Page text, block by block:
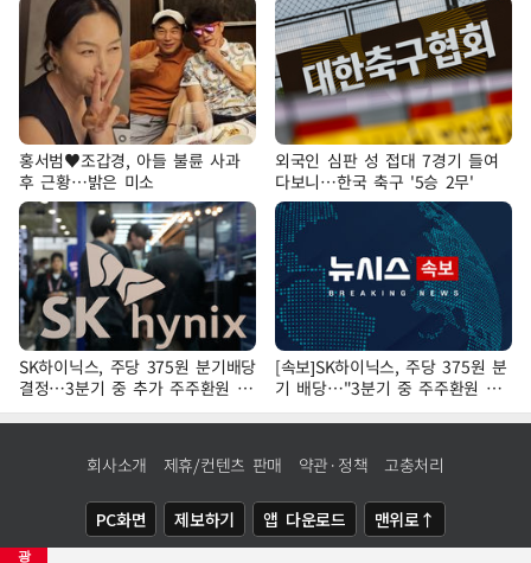
광
홍서범♥조갑경, 아들 불륜 사과
후 근황…밝은 미소
외국인 심판 성 접대 7경기 들여
다보니…한국 축구 '5승 2무'
SK하이닉스, 주당 375원 분기배당
결정…3분기 중 추가 주주환원 발
표
[속보]SK하이닉스, 주당 375원 분
기 배당…"3분기 중 주주환원 방
안 확정"
회사소개 제휴/컨텐츠 판매 약관·정책 고충처리
PC화면 제보하기 앱 다운로드 맨위로↑